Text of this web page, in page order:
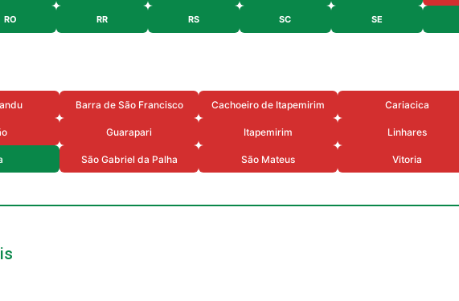
RO RR RS SC SE
Barra de São Francisco Cachoeiro de Itapemirim Cariacica
Guarapari Itapemirim Linhares
São Gabriel da Palha São Mateus Vitoria